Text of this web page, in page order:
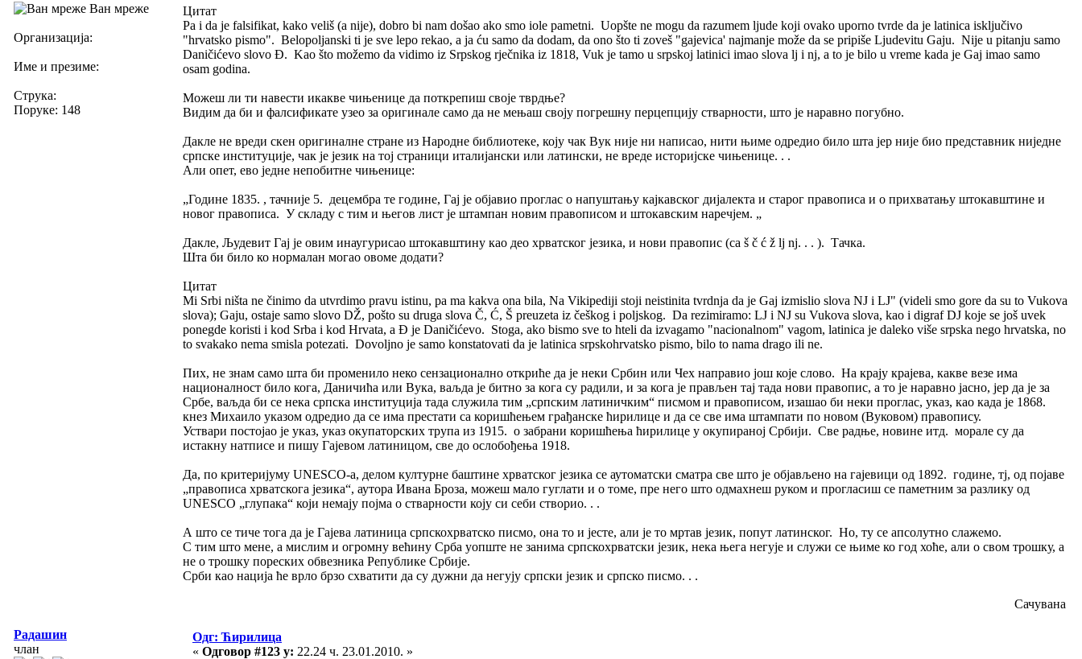
Ван мреже
Организација:
Име и презиме:
Струка:
Поруке: 148
Цитат
Pa i da je falsifikat, kako veliš (a nije), dobro bi nam došao ako smo iole pametni. Uopšte ne mogu da razumem ljude koji ovako uporno tvrde da je latinica isključivo
"hrvatsko pismo". Belopoljanski ti je sve lepo rekao, a ja ću samo da dodam, da ono što ti zoveš "gajevica' najmanje može da se pripiše Ljudevitu Gaju. Nije u pitanju samo
Daničićevo slovo Đ. Kao što možemo da vidimo iz Srpskog rječnika iz 1818, Vuk je tamo u srpskoj latinici imao slova lj i nj, a to je bilo u vreme kada je Gaj imao samo
osam godina.
Можеш ли ти навести икакве чињенице да поткрепиш своје тврдње?
Видим да би и фалсификате узео за оригинале само да не мењаш своју погрешну перцепцију стварности, што је наравно погубно.
Дакле не вреди скен оригиналне стране из Народне библиотеке, коју чак Вук није ни написао, нити њиме одредио било шта јер није био представник ниједне
српске институције, чак је језик на тој страници италијански или латински, не вреде историјске чињенице. . .
Али опет, ево једне непобитне чињенице:
„Године 1835. , тачније 5. децембра те године, Гај је објавио проглас о напуштању кајкавског дијалекта и старог правописа и о прихватању штокавштине и
новог правописа. У складу с тим и његов лист је штампан новим правописом и штокавским наречјем. „
Дакле, Људевит Гај је овим инаугурисао штокавштину као део хрватског језика, и нови правопис (са š č ć ž lj nj. . . ). Тачка.
Шта би било ко нормалан могао овоме додати?
Цитат
Mi Srbi ništa ne činimo da utvrdimo pravu istinu, pa ma kakva ona bila, Na Vikipediji stoji neistinita tvrdnja da je Gaj izmislio slova NJ i LJ" (videli smo gore da su to Vukova
slova); Gaju, ostaje samo slovo DŽ, pošto su druga slova Č, Ć, Š preuzeta iz češkog i poljskog. Da rezimiramo: LJ i NJ su Vukova slova, kao i digraf DJ koje se još uvek
ponegde koristi i kod Srba i kod Hrvata, a Đ je Daničićevo. Stoga, ako bismo sve to hteli da izvagamo "nacionalnom" vagom, latinica je daleko više srpska nego hrvatska, no
to svakako nema smisla potezati. Dovoljno je samo konstatovati da je latinica srpskohrvatsko pismo, bilo to nama drago ili ne.
Пих, не знам само шта би променило неко сензационално откриће да је неки Србин или Чех направио још које слово. На крају крајева, какве везе има
националност било кога, Даничића или Вука, ваљда је битно за кога су радили, и за кога је прављен тај тада нови правопис, а то је наравно јасно, јер да је за
Србе, ваљда би се нека српска институција тада служила тим „српским латиничким“ писмом и правописом, изашао би неки проглас, указ, као када је 1868.
кнез Михаило указом одредио да се има престати са коришћењем грађанске ћирилице и да се све има штампати по новом (Вуковом) правопису.
Уствари постојао је указ, указ окупаторских трупа из 1915. о забрани коришћења ћирилице у окупираној Србији. Све радње, новине итд. морале су да
истакну натписе и пишу Гајевом латиницом, све до ослобођења 1918.
Да, по критеријуму UNESCO-a, делом културне баштине хрватског језика се аутоматски сматра све што је објављено на гајевици од 1892. године, тј, од појаве
„правописа хрватскога језика“, аутора Ивана Броза, можеш мало гуглати и о томе, пре него што одмахнеш руком и прогласиш се паметним за разлику од
UNESCO „глупака“ који немају појма о стварности коју си себи створио. . .
А што се тиче тога да је Гајева латиница српскохрватско писмо, она то и јесте, али је то мртав језик, попут латинског. Но, ту се апсолутно слажемо.
С тим што мене, а мислим и огромну већину Срба уопште не занима српскохрватски језик, нека њега негује и служи се њиме ко год хоће, али о свом трошку, а
не о трошку пореских обвезника Републике Србије.
Срби као нација ће врло брзо схватити да су дужни да негују српски језик и српско писмо. . .
Сачувана
Радашин
члан
Одг: Ћирилица
« Одговор #123 у: 22.24 ч. 23.01.2010. »